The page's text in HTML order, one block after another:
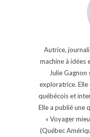
Autrice,
machine à idées
Julie
exploratrice.
québécois et
Elle a publié une
« Voyager
(Québec